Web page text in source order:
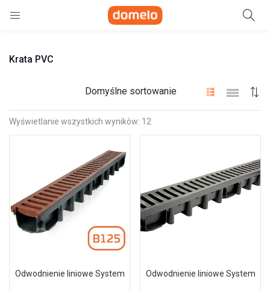
Szukaj
Krata PVC
Wyświetlanie wszystkich wyników: 12
Domyślne sortowanie
Odwodnienie liniowe System Odwodnienie liniowe System